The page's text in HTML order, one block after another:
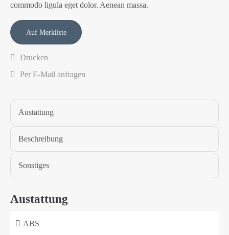
commodo ligula eget dolor. Aenean massa.
Drucken
Per E-Mail anfragen
Austattung
Beschreibung
Sonstiges
Austattung
ABS